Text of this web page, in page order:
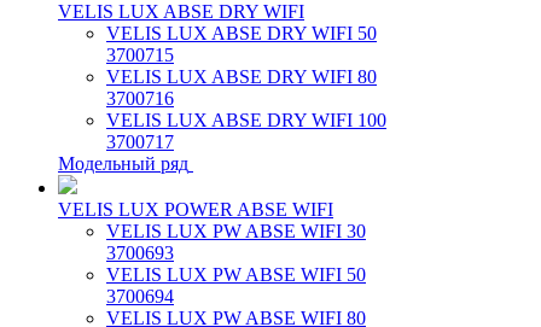
VELIS LUX ABSE DRY WIFI
VELIS LUX ABSE DRY WIFI 50
3700715
VELIS LUX ABSE DRY WIFI 80
3700716
VELIS LUX ABSE DRY WIFI 100
3700717
Модельный ряд
VELIS LUX POWER ABSE WIFI
VELIS LUX PW ABSE WIFI 30
3700693
VELIS LUX PW ABSE WIFI 50
3700694
VELIS LUX PW ABSE WIFI 80